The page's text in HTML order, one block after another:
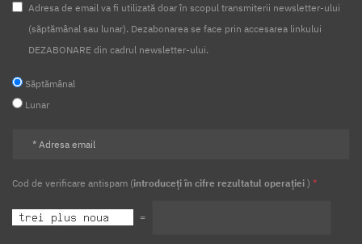
Adresa de email va fi utilizată doar în scopul transmiterii newsletter-ului
(săptămânal sau lunar). Dezabonarea se face prin accesarea linkului
DEZABONARE din cadrul newsletter-ului.
Săptămânal
Lunar
Cod de verificare antispam (introduceți în cifre rezultatul operației ) *
=